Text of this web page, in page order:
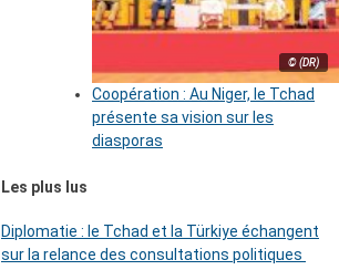
© (DR)
Coopération : Au Niger, le Tchad
présente sa vision sur les
diasporas
Les plus lus
Diplomatie : le Tchad et la Türkiye échangent
sur la relance des consultations politiques